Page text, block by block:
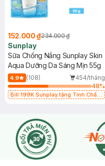
152.000 ₫234.000 ₫
Sunplay
Sữa Chống Nắng Sunplay Skin
Aqua Dưỡng Da Sáng Mịn 55g
4.9 (108)
454/tháng
48%
Bill 199K Sunplay tặng Tinh Chất